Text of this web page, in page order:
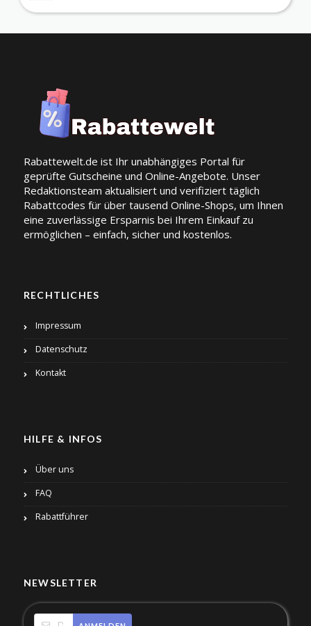
Rabattewelt.de ist Ihr unabhängiges Portal für
geprüfte Gutscheine und Online-Angebote. Unser
Redaktionsteam aktualisiert und verifiziert täglich
Rabattcodes für über tausend Online-Shops, um Ihnen
eine zuverlässige Ersparnis bei Ihrem Einkauf zu
ermöglichen – einfach, sicher und kostenlos.
RECHTLICHES
Impressum
Datenschutz
Kontakt
HILFE & INFOS
Über uns
FAQ
Rabattführer
NEWSLETTER